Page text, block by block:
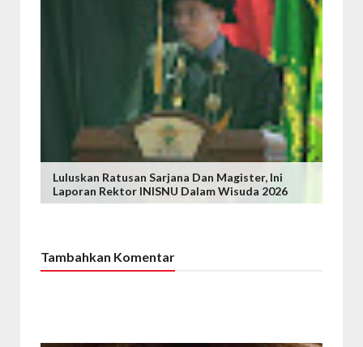
Luluskan Ratusan Sarjana Dan Magister, Ini
Laporan Rektor INISNU Dalam Wisuda 2026
Tambahkan Komentar